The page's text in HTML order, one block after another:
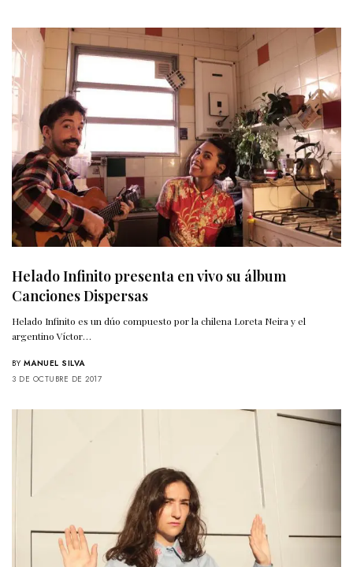
Helado Infinito presenta en vivo su álbum
Canciones Dispersas
Helado Infinito es un dúo compuesto por la chilena Loreta Neira y el
argentino Víctor…
BY MANUEL SILVA
3 DE OCTUBRE DE 2017